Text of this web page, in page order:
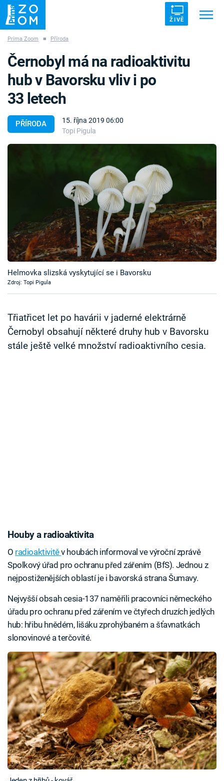
ŽIVĚ
ZÁHADY VETŘELCI DÁVNOVĚKU
Témata
TV Program
Časopis
Sledujte prima+
Sledujte nás
Prima Zoom ■ Příroda
PŘÍRODA
15. října 2019 06:00
Topi Pigula
Černobyl má na radioaktivitu
hub v Bavorsku vliv i po
33 letech
Helmovka slizská vyskytující se i Bavorsku
Zdroj: Topi Pigula
Třiatřicet let po havárii v jaderné elektrárně
Černobyl obsahují některé druhy hub v Bavorsku
stále ještě velké množství radioaktivního cesia.
Houby a radioaktivita
O radioaktivitěv houbách informoval ve výroční zprávě
Spolkový úřad pro ochranu před zářením (BfS). Jednou z
nejpostiženějších oblastí je i bavorská strana Šumavy.
Nejvyšší obsah cesia-137 naměřili pracovníci německého
úřadu pro ochranu před zářením ve čtyřech druzích jedlých
hub: hřibu hnědém, lišáku zprohýbaném a šťavnatkách
slonovinové a terčovité.